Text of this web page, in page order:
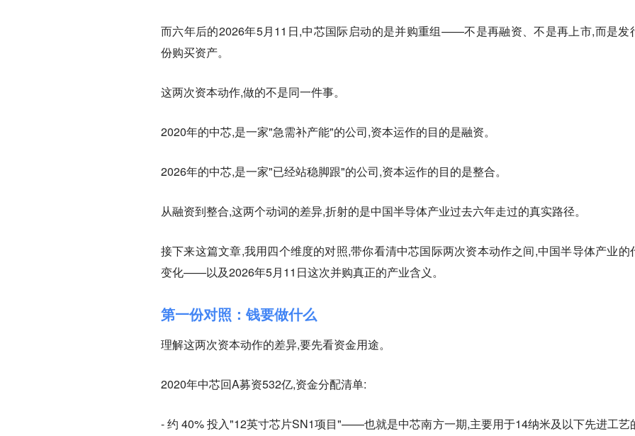
而六年后的2026年5月11日,中芯国际启动的是并购重组——不是再融资、不是再上市,而是发
份购买资产。
这两次资本动作,做的不是同一件事。
2020年的中芯,是一家"急需补产能"的公司,资本运作的目的是融资。
2026年的中芯,是一家"已经站稳脚跟"的公司,资本运作的目的是整合。
从融资到整合,这两个动词的差异,折射的是中国半导体产业过去六年走过的真实路径。
接下来这篇文章,我用四个维度的对照,带你看清中芯国际两次资本动作之间,中国半导体产业的
变化——以及2026年5月11日这次并购真正的产业含义。
第一份对照：钱要做什么
理解这两次资本动作的差异,要先看资金用途。
2020年中芯回A募资532亿,资金分配清单:
- 约 40% 投入"12英寸芯片SN1项目"——也就是中芯南方一期,主要用于14纳米及以下先进工艺